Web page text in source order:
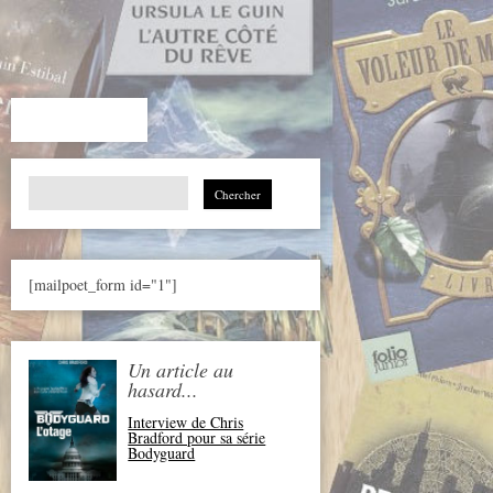
Search
[mailpoet_form id="1"]
Un article au
hasard...
Interview de Chris
Bradford pour sa série
Bodyguard